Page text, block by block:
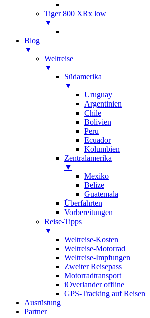
Tiger 800 XRx low
▼
Blog
▼
Weltreise
▼
Südamerika
▼
Uruguay
Argentinien
Chile
Bolivien
Peru
Ecuador
Kolumbien
Zentralamerika
▼
Mexiko
Belize
Guatemala
Überfahrten
Vorbereitungen
Reise-Tipps
▼
Weltreise-Kosten
Weltreise-Motorrad
Weltreise-Impfungen
Zweiter Reisepass
Motorradtransport
iOverlander offline
GPS-Tracking auf Reisen
Ausrüstung
Partner